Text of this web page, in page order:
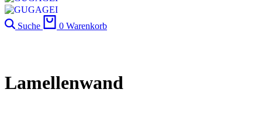
Suche 0 Warenkorb
Lamellenwand